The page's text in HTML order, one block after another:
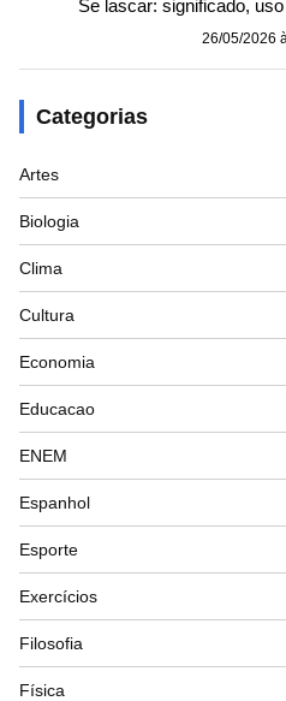
Se lascar: significado,
26/05/2026
Categorias
Artes
Biologia
Clima
Cultura
Economia
Educacao
ENEM
Espanhol
Esporte
Exercícios
Filosofia
Física